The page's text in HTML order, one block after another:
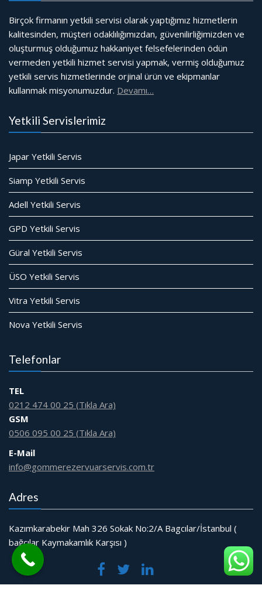
Birçok firmanın yetkili servisi olarak yaptığımız hizmetlerin
kalitesinden, müşteri odaklılığımızdan, güvenilirliğimizden ve
oluşturmuş olduğumuz hakkaniyet felsefelerinden ödün
vermeden yetkili hizmet servisi yapmak, vermiş olduğumuz
yetkili servis hizmetlerinde orjinal ürün ve ekipmanlar
kullanmak misyonumuzdur. Devamı…
Yetkili Servislerimiz
Japar Yetkili Servis
Siamp Yetkili Servis
Adell Yetkili Servis
GPD Yetkili Servis
Güral Yetkili Servis
ÜSO Yetkili Servis
Vitra Yetkili Servis
Nova Yetkili Servis
Telefonlar
TEL
0212 474 00 25 (Tıkla Ara)
GSM
0506 095 00 25 (Tıkla Ara)
E-Mail
info@gommerezervuarservis.com.tr
Adres
Kazımkarabekir Mah 326 Sokak No:2/A Bagcılar/İstanbul (
bağcılar Kaymakamlık Karşısı )